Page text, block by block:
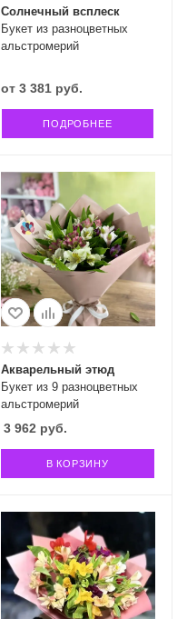
Букет из разноцветных
альстромерий
Солнечный всплеск
от 3 381 руб.
ПОДРОБНЕЕ
Букет из 9 разноцветных
альстромерий
Акварельный этюд
3 962 руб.
В КОРЗИНУ